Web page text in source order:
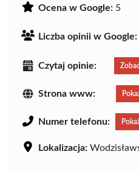
Ocena w Google: 5
Liczba opinii w Google:
Czytaj opinie:
Strona www:
Numer telefonu:
Lokalizacja: